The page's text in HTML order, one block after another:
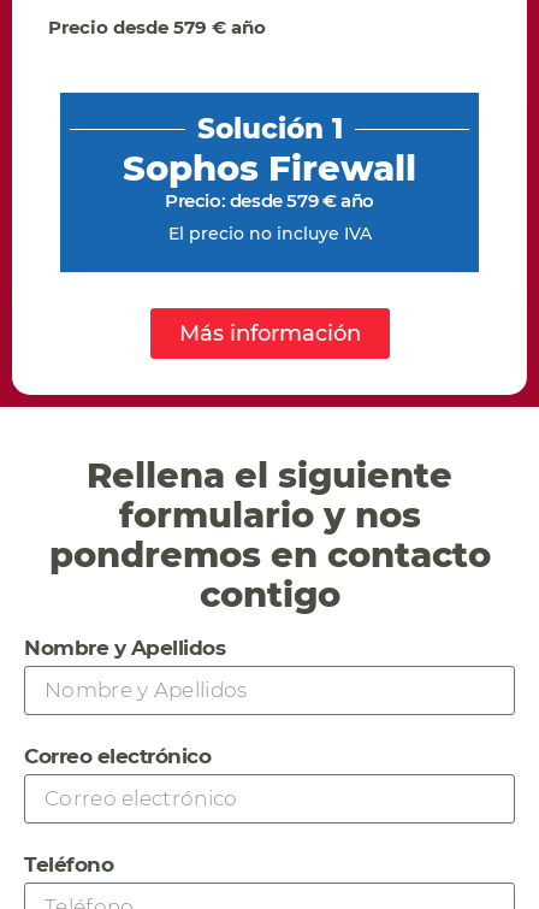
Precio desde 579 € año
Solución 1
Sophos Firewall
Precio: desde 579 € año
El precio no incluye IVA
Más información
Rellena el siguiente
formulario y nos
pondremos en contacto
contigo
Nombre y Apellidos
Correo electrónico
Teléfono